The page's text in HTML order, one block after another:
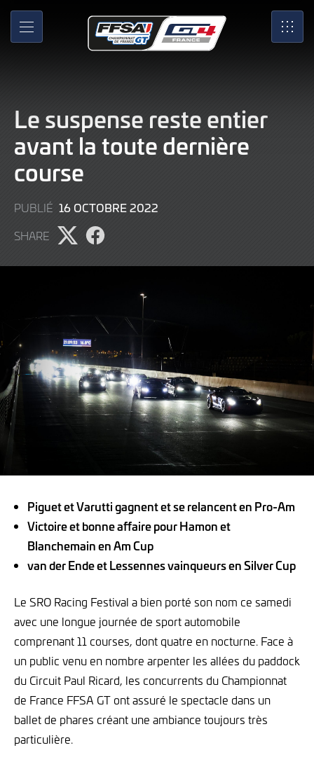
Skip
Main
MENU SRO
Le suspense reste entier
avant la toute dernière
course
PUBLIÉ 16 OCTOBRE 2022
SHARE
Partager
sur
Partager
sur
Piguet et Varutti gagnent et se relancent en Pro-Am
Victoire et bonne affaire pour Hamon et
Blanchemain en Am Cup
van der Ende et Lessennes vainqueurs en Silver Cup
Le SRO Racing Festival a bien porté son nom ce samedi
avec une longue journée de sport automobile
comprenant 11 courses, dont quatre en nocturne. Face à
un public venu en nombre arpenter les allées du paddock
du Circuit Paul Ricard, les concurrents du Championnat
de France FFSA GT ont assuré le spectacle dans un
ballet de phares créant une ambiance toujours très
particulière.